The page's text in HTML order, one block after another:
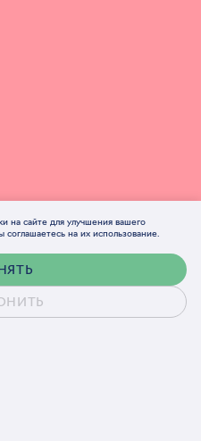
проект
на сайте для улучшения вашего
на их использование.